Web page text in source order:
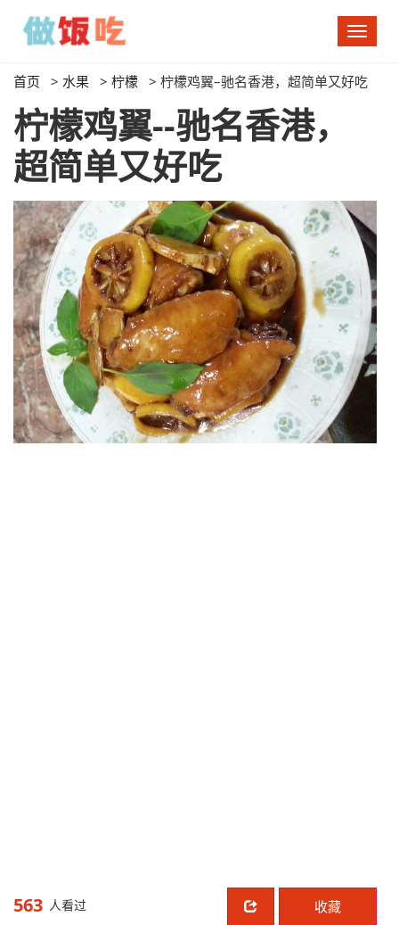
切
换
导
航
首页 > 水果 > 柠檬 > 柠檬鸡翼–驰名香港，超简单又好吃
柠檬鸡翼--驰名香港，
超简单又好吃
563 人看过 收藏